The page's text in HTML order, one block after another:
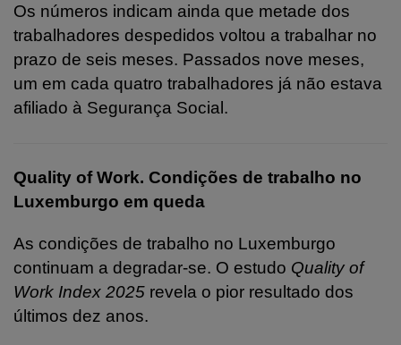
Os números indicam ainda que metade dos
trabalhadores despedidos voltou a trabalhar no
prazo de seis meses. Passados nove meses,
um em cada quatro trabalhadores já não estava
afiliado à Segurança Social.
Quality of Work. Condições de trabalho no
Luxemburgo em queda
As condições de trabalho no Luxemburgo
continuam a degradar-se. O estudo Quality of
Work Index 2025 revela o pior resultado dos
últimos dez anos.